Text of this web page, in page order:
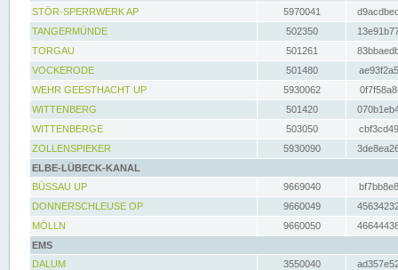
STÖR-SPERRWERK AP 5970041
TANGERMÜNDE
502350
TORGAU
501261
VOCKERODE
501480
WEHR GEESTHACHT UP
5930062
WITTENBERG
501420
WITTENBERGE
503050
ZOLLENSPIEKER
5930090
ELBE-LÜBECK-KANAL
BÜSSAU UP
9669040
DONNERSCHLEUSE OP
9660049
MÖLLN
9660050
EMS
DALUM
3550040